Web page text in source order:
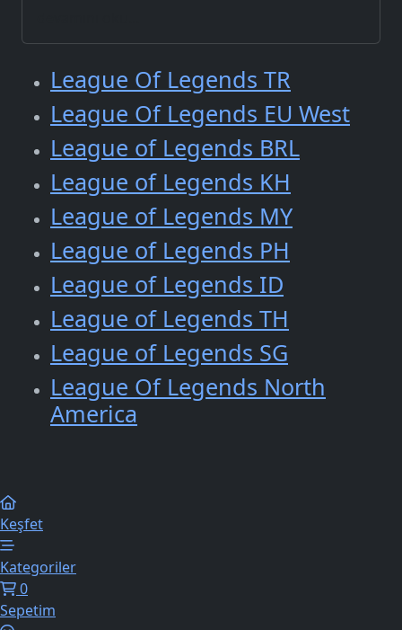
League Of Legends TR
League Of Legends EU West
League of Legends BRL
League of Legends KH
League of Legends MY
League of Legends PH
League of Legends ID
League of Legends TH
League of Legends SG
League Of Legends North
America
Keşfet
Kategoriler
0
Sepetim